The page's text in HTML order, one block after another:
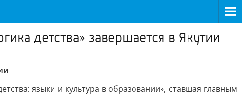
детства» завершается в Якутии
языки и культура в образовании», ставшая главным